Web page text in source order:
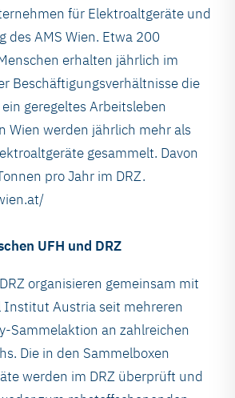
für Elektroaltgeräte und
des AMS Wien. Etwa 200
erhalten jährlich im
Beschäftigungsverhältnisse die
geregeltes Arbeitsleben
Wien werden jährlich mehr als
gesammelt. Davon
pro Jahr im DRZ.
UFH und DRZ
organisieren gemeinsam mit
Institut Austria seit mehreren
Sammelaktion an zahlreichen
Die in den Sammelboxen
werden im DRZ überprüft und